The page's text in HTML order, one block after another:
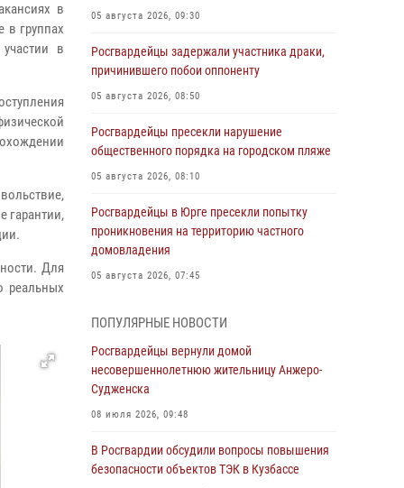
в
в группах
в
гарантии,
Для
реальных
05 августа 2026, 09:30
Росгвардейцы задержали участника драки,
причинившего побои оппоненту
05 августа 2026, 08:50
Росгвардейцы пресекли нарушение
общественного порядка на городском пляже
05 августа 2026, 08:10
Росгвардейцы в Юрге пресекли попытку
проникновения на территорию частного
домовладения
05 августа 2026, 07:45
бронзу чемпионата России по парашютно-
атлетическому многоборью
04 августа 2026, 10:48 2
Кузбассовцы высоко оценили качество
подразделениями ЛРР Росгвардии
04 августа 2026, 09:42
ПОПУЛЯРНЫЕ НОВОСТИ
Росгвардейцы вернули домой
несовершеннолетнюю жительницу Анжеро-
Судженска
08 июля 2026, 09:48
В Росгвардии обсудили вопросы повышения
безопасности объектов ТЭК в Кузбассе